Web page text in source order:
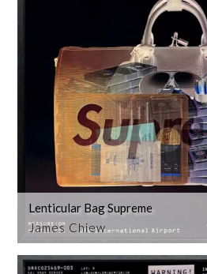
James Chiew
Lenticular Bag Supreme